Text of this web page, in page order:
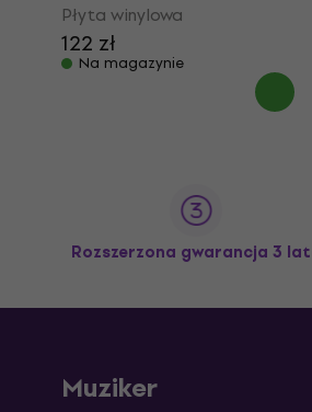
Płyta winylowa
122 zł
Na magazynie
Rozszerzona gwarancja 3
Muziker